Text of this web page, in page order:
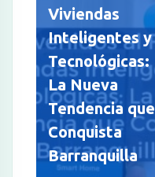
Viviendas
Inteligentes y
Tecnológicas:
La Nueva
Tendencia que
Conquista
Barranquilla